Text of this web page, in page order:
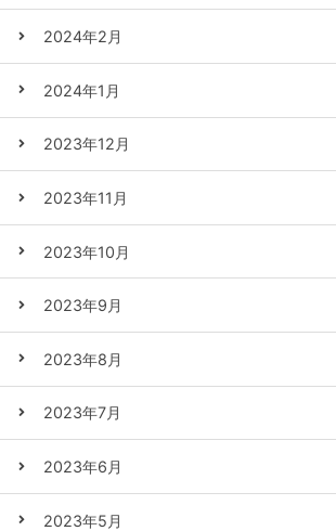
2024年2月
2024年1月
2023年12月
2023年11月
2023年10月
2023年9月
2023年8月
2023年7月
2023年6月
2023年5月